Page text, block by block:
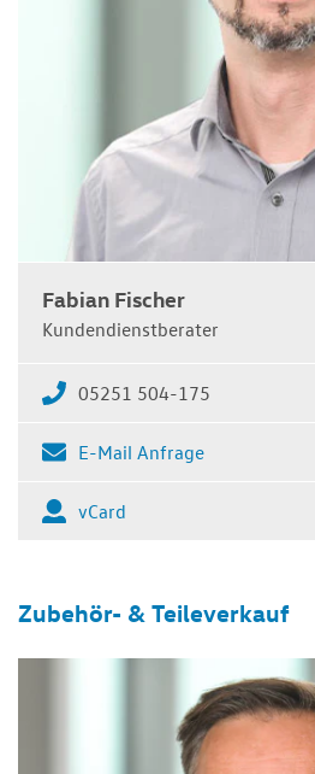
Fabian Fischer
Kundendienstberater
05251 504-175
E-Mail Anfrage
vCard
Zubehör- & Teileverkauf